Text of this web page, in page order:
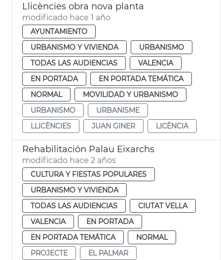
Llicències obra nova planta
modificado hace 1 año
AYUNTAMIENTO
URBANISMO Y VIVIENDA
URBANISMO
TODAS LAS AUDIENCIAS
VALENCIA
EN PORTADA
EN PORTADA TEMÁTICA
NORMAL
MOVILIDAD Y URBANISMO
URBANISMO
URBANISME
LLICÈNCIES
JUAN GINER LICÈNCIA
Rehabilitación Palau Eixarchs
modificado hace 2 años
CULTURA Y FIESTAS POPULARES
URBANISMO Y VIVIENDA
TODAS LAS AUDIENCIAS
CIUTAT VELLA
VALENCIA
EN PORTADA
EN PORTADA TEMÁTICA
NORMAL
PROJECTE
EL PALMAR